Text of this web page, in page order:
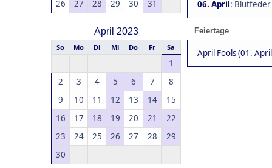
26
27 28 29 30 31
April 2023
So Mo Di Mi Do Fr Sa
1
2
3 4 5 6 7
8
9
10 11 12 13 14
15
16
17 18 19 20 21
22
23
24 25 26 27 28
29
30
06. April: Blutfeder
Feiertage
April Fools (01.